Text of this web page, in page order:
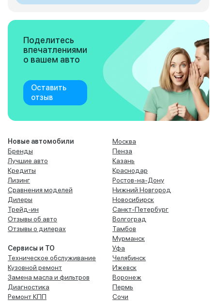
Поделитесь
впечатлениями
о вашем авто
Оставить
отзыв
Новые автомобили
Бренды
Лучшие авто
Кредиты
Лизинг
Сравнения моделей
Дилеры
Трейд-ин
Отзывы об авто
Отзывы о дилерах
Сервисы и ТО
Техническое обслуживание
Кузовной ремонт
Замена масла и фильтров
Диагностика
Ремонт КПП
Москва
Пенза
Казань
Краснодар
Ростов-на-Дону
Нижний Новгород
Новосибирск
Санкт-Петербург
Волгоград
Тамбов
Мурманск
Уфа
Челябинск
Ижевск
Воронеж
Пермь
Сочи